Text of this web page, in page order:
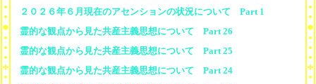
２０２６年６月現在のアセンションの状況について Part 1
霊的な観点から見た共産主義思想について Part 26
霊的な観点から見た共産主義思想について Part 25
霊的な観点から見た共産主義思想について Part 24